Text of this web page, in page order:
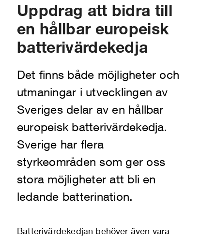
Uppdrag att bidra till
en hållbar europeisk
batterivärdekedja
Det finns både möjligheter och
utmaningar i utvecklingen av
Sveriges delar av en hållbar
europeisk batterivärdekedja.
Sverige har flera
styrkeområden som ger oss
stora möjligheter att bli en
ledande batterination.
Batterivärdekedjan behöver även vara